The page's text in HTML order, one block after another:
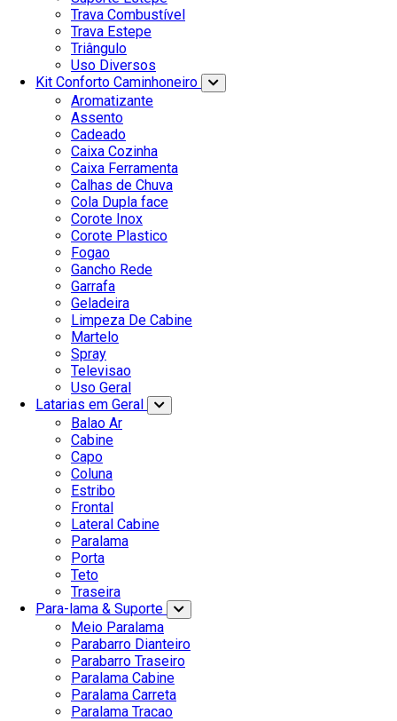
Trava Combustível
Trava Estepe
Triângulo
Uso Diversos
Kit Conforto Caminhoneiro
Aromatizante
Assento
Cadeado
Caixa Cozinha
Caixa Ferramenta
Calhas de Chuva
Cola Dupla face
Corote Inox
Corote Plastico
Fogao
Gancho Rede
Garrafa
Geladeira
Limpeza De Cabine
Martelo
Spray
Televisao
Uso Geral
Latarias em Geral
Balao Ar
Cabine
Capo
Coluna
Estribo
Frontal
Lateral Cabine
Paralama
Porta
Teto
Traseira
Para-lama & Suporte
Meio Paralama
Parabarro Dianteiro
Parabarro Traseiro
Paralama Cabine
Paralama Carreta
Paralama Tracao